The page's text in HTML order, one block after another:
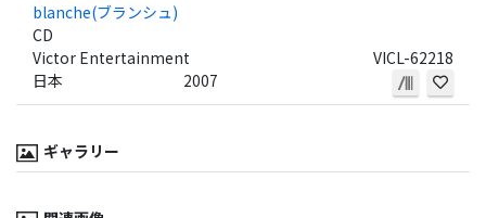
blanche(ブランシュ)
CD
Victor Entertainment
VICL-62218
日本
2007
ギャラリー